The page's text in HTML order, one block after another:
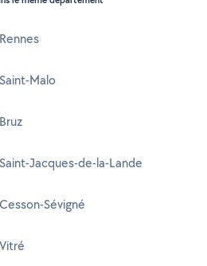
Malo
Jacques-de-la-Lande
Sévigné